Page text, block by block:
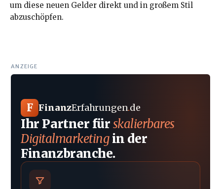
um diese neuen Gelder direkt und in großem Stil
abzuschöpfen.
ANZEIGE
F FinanzErfahrungen.de
Ihr Partner fürskalierbares
Digitalmarketingin der
Finanzbranche.